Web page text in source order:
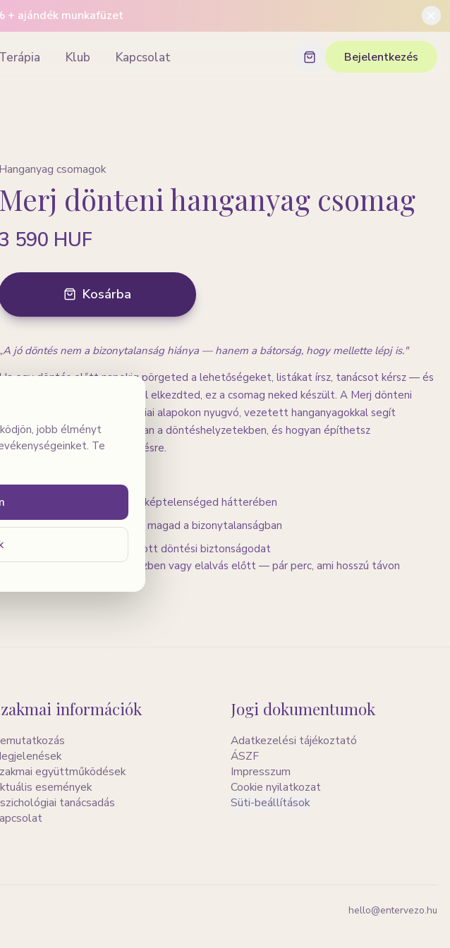
+ ajándék munkafüzet
Terápia Klub Kapcsolat Bejelentkezés
Hanganyag csomagok
Merj dönteni hanganyag csomag
3 590 HUF
Kosárba
„A jó döntés nem a bizonytalanság hiánya — hanem a bátorság, hogy mellette lépj is."
egy döntés előtt napokig pörgeted a lehetőségeket, listákat írsz, tanácsot kérsz — és
a végén ugyanott tartasz, ahol elkezdted, ez a csomag neked készült. A Merj dönteni
hanganyag csomag pszichológiai alapokon nyugvó, vezetett hanganyagokkal segít
mi bénít le valójában a döntéshelyzetekben, és hogyan építhetsz
lépésről lépésre.
Felismered, mi áll a döntésképtelenséged hátterében
Megtanulod megnyugtatni magad a bizonytalanságban
Kialakítod a saját, rád szabott döntési biztonságodat
reggeli közben, útközben vagy elalvás előtt — pár perc, ami hosszú távon
információk
együttműködések
események
tanácsadás
Jogi dokumentumok
Adatkezelési tájékoztató
ÁSZF
Impresszum
Cookie nyilatkozat
Süti-beállítások
hello@entervezo.hu
jobb élményt
Te